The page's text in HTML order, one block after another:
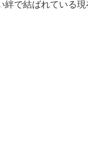
で結ばれている